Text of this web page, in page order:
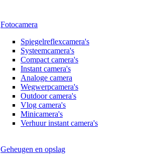
Fotocamera
Spiegelreflexcamera's
Systeemcamera's
Compact camera's
Instant camera's
Analoge camera
Wegwerpcamera's
Outdoor camera's
Vlog camera's
Minicamera's
Verhuur instant camera's
Geheugen en opslag